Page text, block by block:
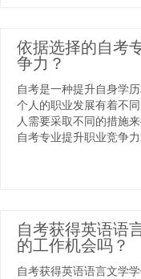
依据选择的自考
争力？
自考是一种提升自身学
个人的职业发展有着不
人需要采取不同的措施
自考专业提升职业竞争
自考获得英语语
的工作机会吗？
自考获得英语语言文学